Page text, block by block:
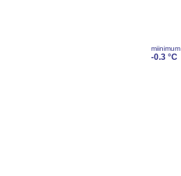
miinimum
-0.3 °C